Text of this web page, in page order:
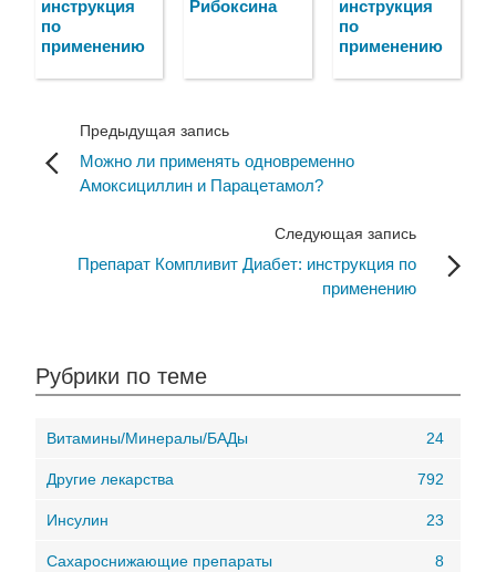
инструкция
по
применению
Рибоксина
инструкция
по
применению
Предыдущая запись
Можно ли применять одновременно
Амоксициллин и Парацетамол?
Следующая запись
Препарат Компливит Диабет: инструкция по
применению
Рубрики по теме
Витамины/Минералы/БАДы 24
Другие лекарства 792
Инсулин 23
Сахароснижающие препараты 8